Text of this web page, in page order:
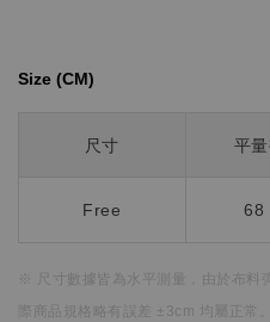
Size (CM)⁡⁡
尺寸 平
Free 68
※ 尺寸數據皆為水平測量， 由於布料
際商品規格略有誤差 ±3cm 均屬正常。